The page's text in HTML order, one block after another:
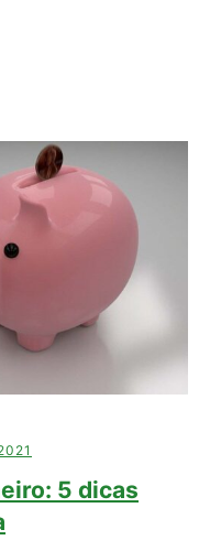
5 dicas